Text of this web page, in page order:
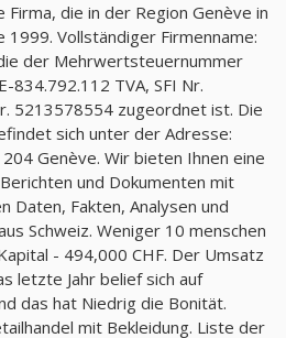
Firma, die in der Region Genève in
Vollständiger Firmenname:
der Mehrwertsteuernummer
834.792.112 TVA, SFI Nr.
5213578554 zugeordnet ist. Die
sich unter der Adresse:
Genève. Wir bieten Ihnen eine
und Dokumenten mit
Daten, Fakten, Analysen und
Schweiz. Weniger 10 menschen
- 494,000 CHF. Der Umsatz
letzte Jahr belief sich auf
das hat Niedrig die Bonität.
mit Bekleidung. Liste der